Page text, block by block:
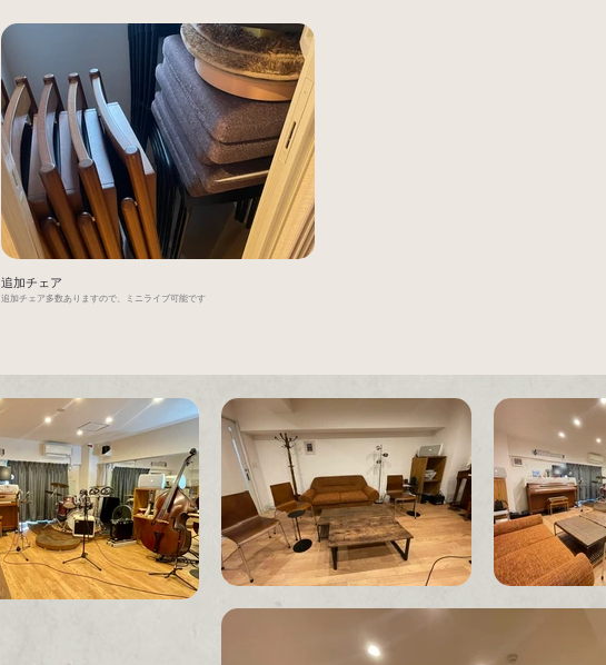
追加チェア
追加チェア多数ありますので、ミニライブ可能です